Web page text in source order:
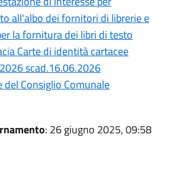
all'albo dei fornitori di librerie e
la fornitura dei libri di testo
Carte di identità cartacee
scad.16.06.2026
del Consiglio Comunale
: 26 giugno 2025, 09:58